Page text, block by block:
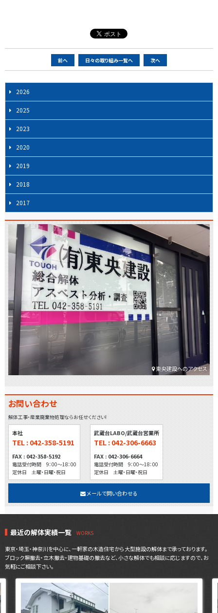
ー
ジ
ナ
ビ
ゲ
シ
ョ
ン
前へ 日々の取り組み一覧へ 次へ
2026
2025
2023
2020
2019
2018
2017
東央建設へのアクセス
お問い合わせ
解体工事・産業廃棄物処理ならお任せください!
本社
TEL : 042-358-5191
FAX : 042-358-5192
電話受付時間 9：00～18：00
定休日 土曜・日曜・祝日
武蔵台LABO/武蔵台営業所
TEL : 042-306-6663
FAX : 042-306-6664
電話受付時間 9：00～18：00
定休日 土曜・日曜・祝日
メールで問い合わせる
最近の解体実績一覧
東京・埼玉・神奈川を中心に、一軒家の木造住宅から大型施設の解体まで承っております。
ブロック塀撤去・立木撤去・建物基礎の撤去など、小さな解体でも相談に応じますので、お
気軽にご相談下さい。